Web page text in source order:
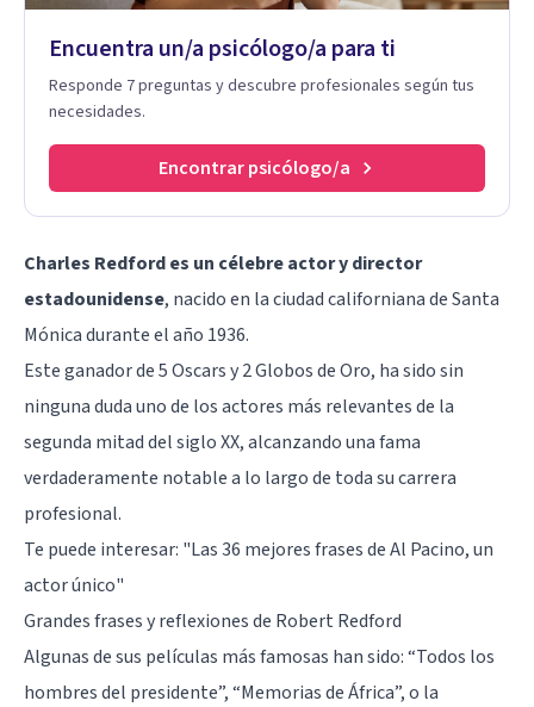
Encuentra un/a psicólogo/a para ti
Responde 7 preguntas y descubre profesionales según tus
necesidades.
Encontrar psicólogo/a
Charles Redford es un célebre actor y director
estadounidense, nacido en la ciudad californiana de Santa
Mónica durante el año 1936.
Este ganador de 5 Oscars y 2 Globos de Oro, ha sido sin
ninguna duda uno de los actores más relevantes de la
segunda mitad del siglo XX, alcanzando una fama
verdaderamente notable a lo largo de toda su carrera
profesional.
Te puede interesar: "Las 36 mejores frases de Al Pacino, un
actor único"
Grandes frases y reflexiones de Robert Redford
Algunas de sus películas más famosas han sido: “Todos los
hombres del presidente”, “Memorias de África”, o la